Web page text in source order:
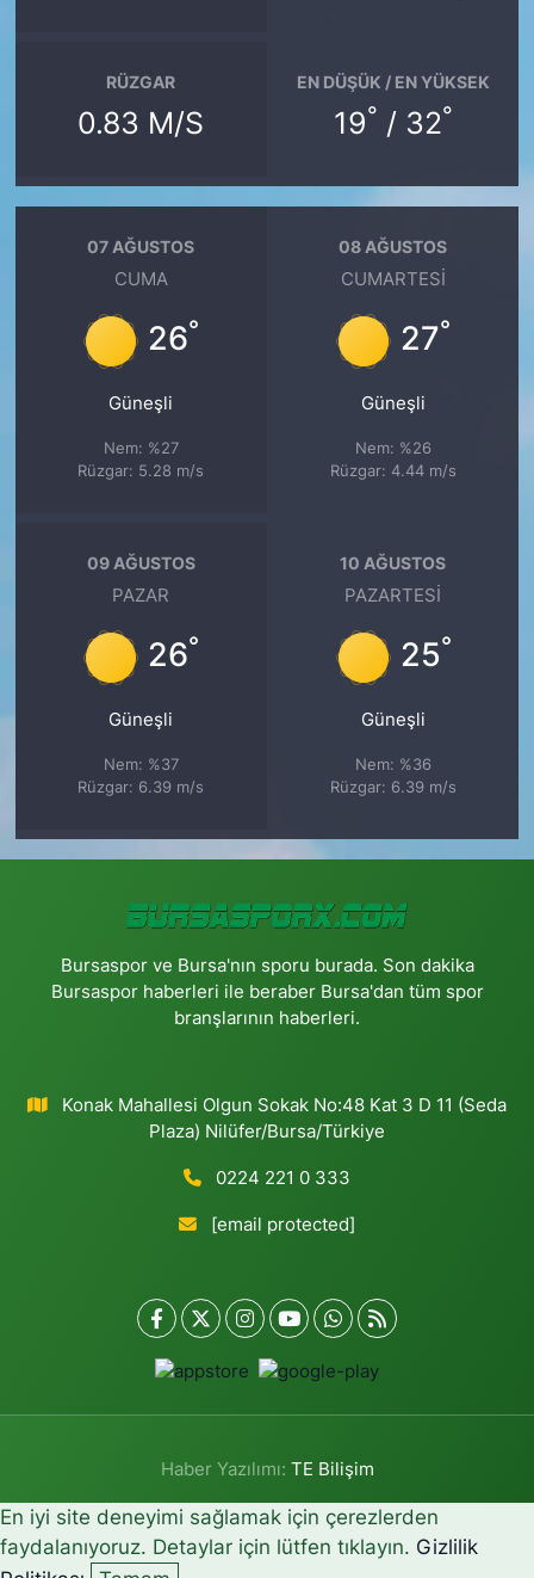
RÜZGAR
0.83 M/S
EN DÜŞÜK / EN YÜKSEK
19° / 32°
07 AĞUSTOS
CUMA
26°
Güneşli
Nem: %27
Rüzgar: 5.28 m/s
08 AĞUSTOS
CUMARTESI
27°
Güneşli
Nem: %26
Rüzgar: 4.44 m/s
09 AĞUSTOS
PAZAR
26°
Güneşli
Nem: %37
Rüzgar: 6.39 m/s
10 AĞUSTOS
PAZARTESI
25°
Güneşli
Nem: %36
Rüzgar: 6.39 m/s
Bursaspor ve Bursa'nın sporu burada. Son dakika
Bursaspor haberleri ile beraber Bursa'dan tüm spor
branşlarının haberleri.
Konak Mahallesi Olgun Sokak No:48 Kat 3 D 11 (Seda
Plaza) Nilüfer/Bursa/Türkiye
0224 221 0 333
[email protected]
Haber Yazılımı: TE Bilişim
En iyi site deneyimi sağlamak için çerezlerden
faydalanıyoruz. Detaylar için lütfen tıklayın. Gizlilik